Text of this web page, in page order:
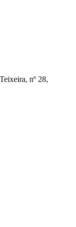
nº 28,